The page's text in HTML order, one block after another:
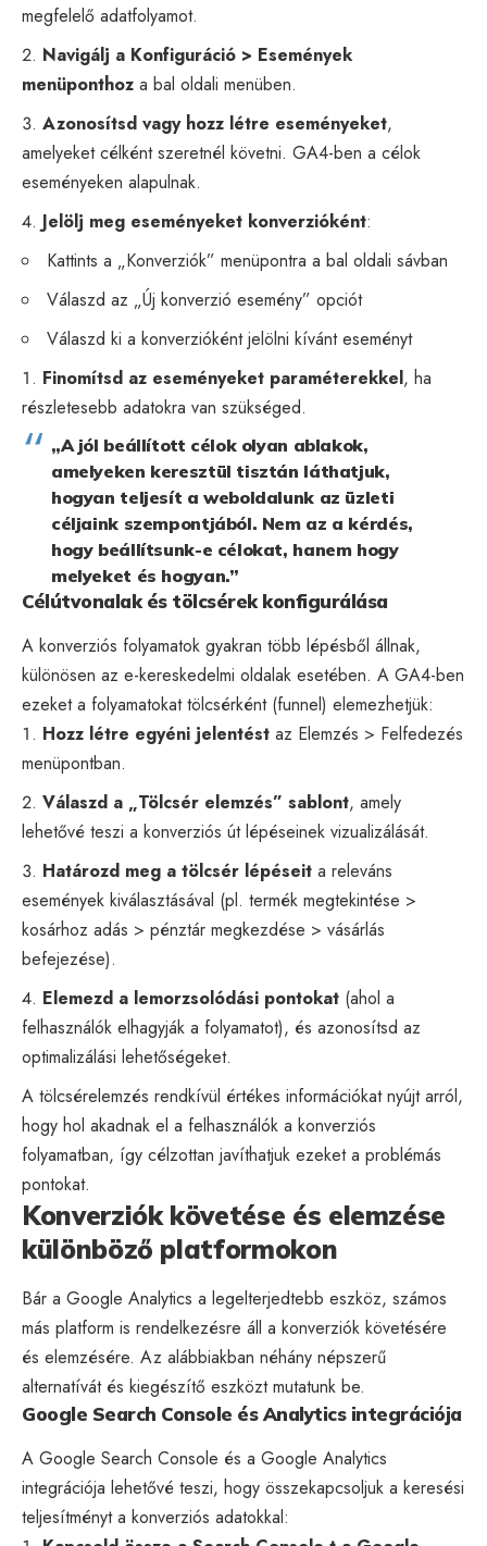
megfelelő adatfolyamot.
Navigálj a Konfiguráció > Események
menüponthoz a bal oldali menüben.
Azonosítsd vagy hozz létre eseményeket,
amelyeket célként szeretnél követni. GA4-ben a célok
eseményeken alapulnak.
Jelölj meg eseményeket konverzióként:
Kattints a „Konverziók” menüpontra a bal oldali sávban
Válaszd az „Új konverzió esemény” opciót
Válaszd ki a konverzióként jelölni kívánt eseményt
Finomítsd az eseményeket paraméterekkel, ha
részletesebb adatokra van szükséged.
„A jól beállított célok olyan ablakok,
amelyeken keresztül tisztán láthatjuk,
hogyan teljesít a weboldalunk az üzleti
céljaink szempontjából. Nem az a kérdés,
hogy beállítsunk-e célokat, hanem hogy
melyeket és hogyan.”
Célútvonalak és tölcsérek konfigurálása
A konverziós folyamatok gyakran több lépésből állnak,
különösen az e-kereskedelmi oldalak esetében. A GA4-ben
ezeket a folyamatokat tölcsérként (funnel) elemezhetjük:
Hozz létre egyéni jelentést az Elemzés > Felfedezés
menüpontban.
Válaszd a „Tölcsér elemzés” sablont, amely
lehetővé teszi a konverziós út lépéseinek vizualizálását.
Határozd meg a tölcsér lépéseit a releváns
események kiválasztásával (pl. termék megtekintése >
kosárhoz adás > pénztár megkezdése > vásárlás
befejezése).
Elemezd a lemorzsolódási pontokat (ahol a
felhasználók elhagyják a folyamatot), és azonosítsd az
optimalizálási lehetőségeket.
A tölcsérelemzés rendkívül értékes információkat nyújt arról,
hogy hol akadnak el a felhasználók a konverziós
folyamatban, így célzottan javíthatjuk ezeket a problémás
pontokat.
Konverziók követése és elemzése
különböző platformokon
Bár a Google Analytics a legelterjedtebb eszköz, számos
más platform is rendelkezésre áll a konverziók követésére
és elemzésére. Az alábbiakban néhány népszerű
alternatívát és kiegészítő eszközt mutatunk be.
Google Search Console és Analytics integrációja
A Google Search Console és a Google Analytics
integrációja lehetővé teszi, hogy összekapcsoljuk a keresési
teljesítményt a konverziós adatokkal: